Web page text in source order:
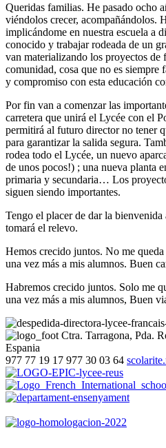
Queridas familias. He pasado ocho
viéndolos crecer, acompañándolos.
implicándome en nuestra escuela a
conocido y trabajar rodeada de un
van materializando los proyectos
comunidad, cosa que no es siempre
y compromiso con esta educación
Por fin van a comenzar las
carretera que unirá el Lycée con el
permitirá al futuro director no tener
para garantizar la salida segura.
rodea todo el Lycée, un nuevo
de unos pocos!) ; una nueva planta
primaria y secundaria… Los
siguen siendo importantes.
Tengo el placer de dar la
tomará el relevo.
Hemos crecido juntos. No me
una vez más a mis alumnos. Buen
Habremos crecido juntos. Solo me
una vez más a mis alumnos, Buen
Ctra. Tarragona, Pda.
Espania
977 77 19 17 977 30 03 64